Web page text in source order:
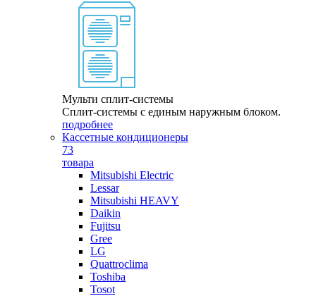
Мульти сплит-системы
Сплит-системы с единым наружным блоком.
подробнее
Кассетные кондиционеры
73
товара
Mitsubishi Electric
Lessar
Mitsubishi HEAVY
Daikin
Fujitsu
Gree
LG
Quattroclima
Toshiba
Tosot